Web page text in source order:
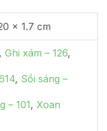
× 1.7 cm
, Ghi xám – 126,
, Sồi sáng –
– 101, Xoan